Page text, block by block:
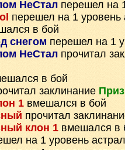
НеСтал перешел на
перешел на 1 уровень
в бой
снегом перешел на 1
НеСтал прочитал
в бой
заклинание
1 вмешался в бой
прочитал
клон 1 вмешался в
на 1 уровень